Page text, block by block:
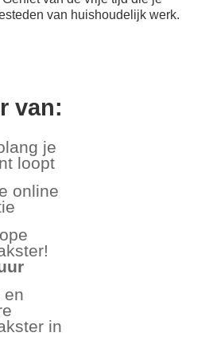
van huishoudelijk werk.
van:
je
loopt
online
en
in